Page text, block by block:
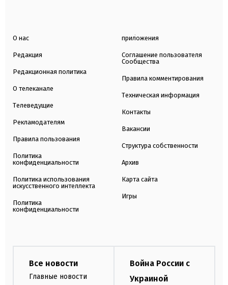
О нас
Редакция
Редакционная политика
О телеканале
Телеведущие
Рекламодателям
Правила пользования
Политика
конфиденциальности
Политика использования
искусственного интеллекта
Политика
конфиденциальности
приложения
Соглашение пользователя
Сообщества
Правила комментирования
Техническая информация
Контакты
Вакансии
Структура собственности
Архив
Карта сайта
Игры
Все новости
Главные новости
Война России с
Украиной